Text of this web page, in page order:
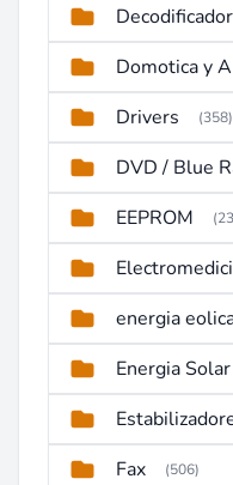
Domotica y
Drivers (358)
DVD / Blue
EEPROM
energia
Energia Solar
Fax (506)